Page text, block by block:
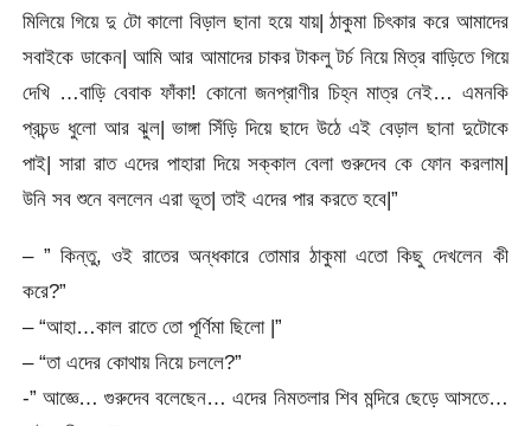
মিলিয়ে গিয়ে দু টো কালো বিড়াল ছানা হয়ে যায়| ঠাকুমা চিৎকার করে আমাদের
সবাইকে ডাকেন| আমি আর আমাদের চাকর টাকলু টর্চ নিয়ে মিত্র বাড়িতে গিয়ে
দেখি …বাড়ি বেবাক ফাঁকা! কোনো জনপ্রাণীর চিহ্ন মাত্র নেই… এমনকি
প্রচন্ড ধুলো আর ঝুল| ভাঙ্গা সিঁড়ি দিয়ে ছাদে উঠে এই বেড়াল ছানা দুটোকে
পাই| সারা রাত এদের পাহারা দিয়ে সক্কাল বেলা গুরুদেব কে ফোন করলাম|
উনি সব শুনে বললেন এরা ভূত| তাই এদের পার করতে হবে|”
– ” কিন্তু, ওই রাতের অন্ধকারে তোমার ঠাকুমা এতো কিছু দেখলেন কী
করে?”
– “আহা…কাল রাতে তো পূর্ণিমা ছিলো |”
– “তা এদের কোথায় নিয়ে চললে?”
-” আজ্ঞে… গুরুদেব বলেছেন… এদের নিমতলার শিব মন্দিরে ছেড়ে আসতে…